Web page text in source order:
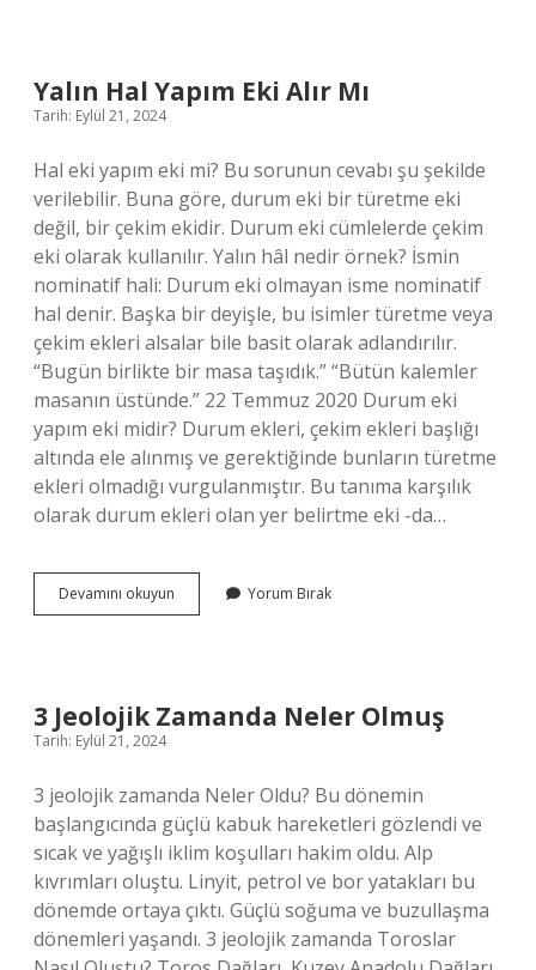
Yalın Hal Yapım Eki Alır Mı
Tarih: Eylül 21, 2024
Hal eki yapım eki mi? Bu sorunun cevabı şu şekilde
verilebilir. Buna göre, durum eki bir türetme eki
değil, bir çekim ekidir. Durum eki cümlelerde çekim
eki olarak kullanılır. Yalın hâl nedir örnek? İsmin
nominatif hali: Durum eki olmayan isme nominatif
hal denir. Başka bir deyişle, bu isimler türetme veya
çekim ekleri alsalar bile basit olarak adlandırılır.
“Bugün birlikte bir masa taşıdık.” “Bütün kalemler
masanın üstünde.” 22 Temmuz 2020 Durum eki
yapım eki midir? Durum ekleri, çekim ekleri başlığı
altında ele alınmış ve gerektiğinde bunların türetme
ekleri olmadığı vurgulanmıştır. Bu tanıma karşılık
olarak durum ekleri olan yer belirtme eki -da…
Devamını okuyun
Hal
Yorum Bırak
3 Jeolojik Zamanda Neler Olmuş
Tarih: Eylül 21, 2024
3 jeolojik zamanda Neler Oldu? Bu dönemin
başlangıcında güçlü kabuk hareketleri gözlendi ve
sıcak ve yağışlı iklim koşulları hakim oldu. Alp
kıvrımları oluştu. Linyit, petrol ve bor yatakları bu
dönemde ortaya çıktı. Güçlü soğuma ve buzullaşma
dönemleri yaşandı. 3 jeolojik zamanda Toroslar